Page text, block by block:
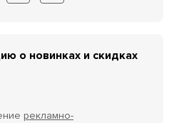
о новинках и скидках
рекламно-